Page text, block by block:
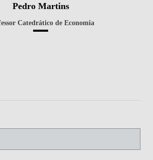
Pedro Martins
Catedrático de Economia